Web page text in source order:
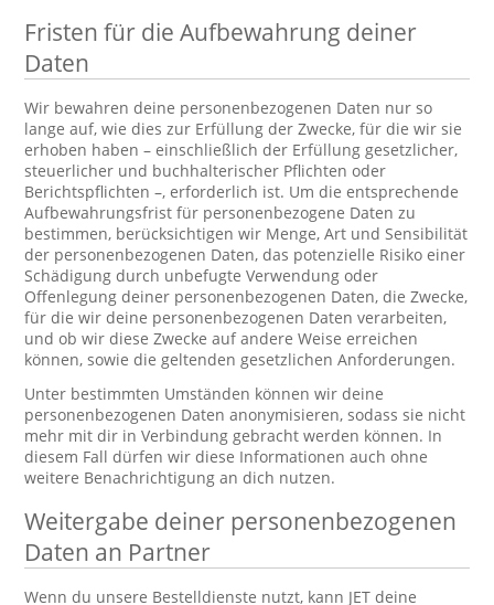
Fristen für die Aufbewahrung deiner
Daten
Wir bewahren deine personenbezogenen Daten nur so
lange auf, wie dies zur Erfüllung der Zwecke, für die wir sie
erhoben haben – einschließlich der Erfüllung gesetzlicher,
steuerlicher und buchhalterischer Pflichten oder
Berichtspflichten –, erforderlich ist. Um die entsprechende
Aufbewahrungsfrist für personenbezogene Daten zu
bestimmen, berücksichtigen wir Menge, Art und Sensibilität
der personenbezogenen Daten, das potenzielle Risiko einer
Schädigung durch unbefugte Verwendung oder
Offenlegung deiner personenbezogenen Daten, die Zwecke,
für die wir deine personenbezogenen Daten verarbeiten,
und ob wir diese Zwecke auf andere Weise erreichen
können, sowie die geltenden gesetzlichen Anforderungen.
Unter bestimmten Umständen können wir deine
personenbezogenen Daten anonymisieren, sodass sie nicht
mehr mit dir in Verbindung gebracht werden können. In
diesem Fall dürfen wir diese Informationen auch ohne
weitere Benachrichtigung an dich nutzen.
Weitergabe deiner personenbezogenen
Daten an Partner
Wenn du unsere Bestelldienste nutzt, kann JET deine